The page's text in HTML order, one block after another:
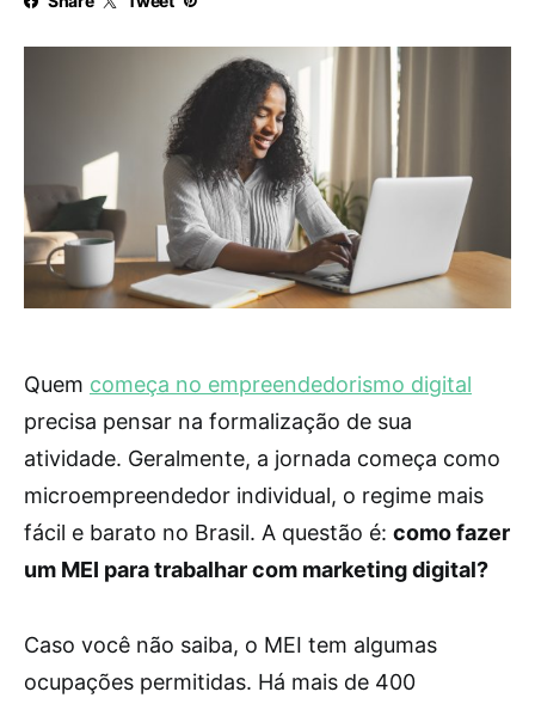
Quem começa no empreendedorismo digital
precisa pensar na formalização de sua
atividade. Geralmente, a jornada começa como
microempreendedor individual, o regime mais
fácil e barato no Brasil. A questão é: como fazer
um MEI para trabalhar com marketing digital?
Caso você não saiba, o MEI tem algumas
ocupações permitidas. Há mais de 400